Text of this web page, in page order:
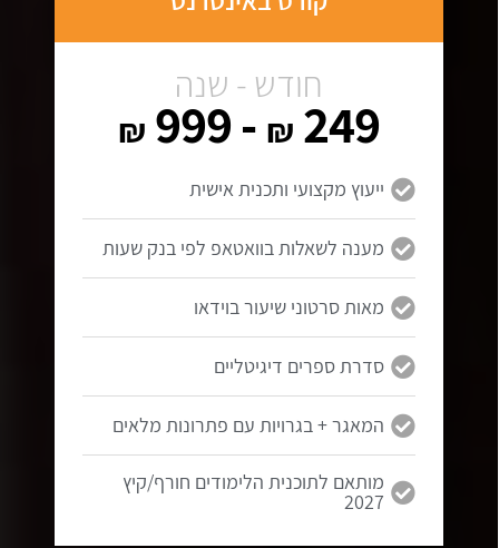
חודש - שנה
249
₪
- 999
₪
ייעוץ מקצועי ותכנית אישית
מענה לשאלות בוואטאפ לפי בנק שעות
מאות סרטוני שיעור בוידאו
סדרת ספרים דיגיטליים
המאגר + בגרויות עם פתרונות מלאים
מותאם לתוכנית הלימודים חורף/קיץ
2027